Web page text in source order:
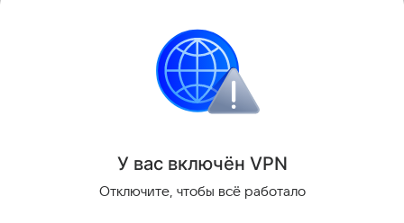
демонстрирует опережение плановых
показателей. По итогам семи месяцев
фактическая добыча угля достигла 2,9 миллиона
Поделиться
У вас включён VPN
Отключите, чтобы всё работало